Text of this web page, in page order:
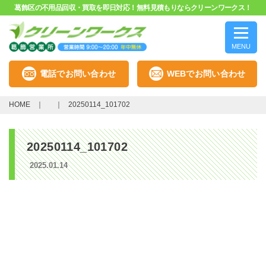
葛飾区の不用品回収・買取を即日対応！無料見積もりならクリーンワークス！
MENU
電話でお問い合わせ WEBでお問い合わせ
HOME 20250114_101702
20250114_101702
2025.01.14